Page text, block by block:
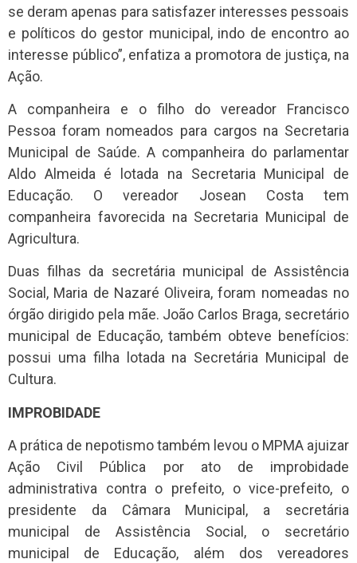
se deram apenas para satisfazer interesses pessoais
e políticos do gestor municipal, indo de encontro ao
interesse público”, enfatiza a promotora de justiça, na
Ação.
A companheira e o filho do vereador Francisco
Pessoa foram nomeados para cargos na Secretaria
Municipal de Saúde. A companheira do parlamentar
Aldo Almeida é lotada na Secretaria Municipal de
Educação. O vereador Josean Costa tem
companheira favorecida na Secretaria Municipal de
Agricultura.
Duas filhas da secretária municipal de Assistência
Social, Maria de Nazaré Oliveira, foram nomeadas no
órgão dirigido pela mãe. João Carlos Braga, secretário
municipal de Educação, também obteve benefícios:
possui uma filha lotada na Secretária Municipal de
Cultura.
IMPROBIDADE
A prática de nepotismo também levou o MPMA ajuizar
Ação Civil Pública por ato de improbidade
administrativa contra o prefeito, o vice-prefeito, o
presidente da Câmara Municipal, a secretária
municipal de Assistência Social, o secretário
municipal de Educação, além dos vereadores